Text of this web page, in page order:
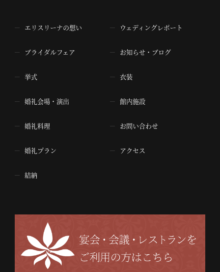
エリスリーナの想い
ブライダルフェア
挙式
婚礼会場・演出
婚礼料理
婚礼プラン
結納
ウェディングレポート
お知らせ・ブログ
衣装
館内施設
お問い合わせ
アクセス